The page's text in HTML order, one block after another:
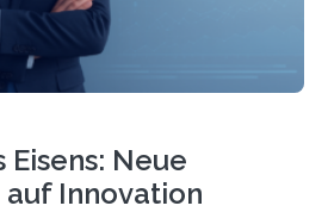
Eisens: Neue
Innovation